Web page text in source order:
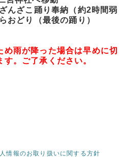
んざこ踊り奉納（約2時間弱
おどり（最後の踊り）
雨が降った場合は早めに
。ご了承ください。
情報のお取り扱いに関する方針